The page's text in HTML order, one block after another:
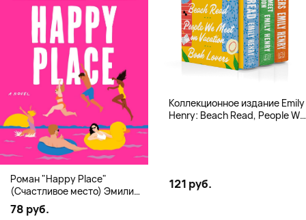
Роман "Happy Place"
(Счастливое место) Эмили
Генри | Твердый переплет
78 руб.
Коллекционное издание Emily
Henry: Beach Read, People We
121 руб.